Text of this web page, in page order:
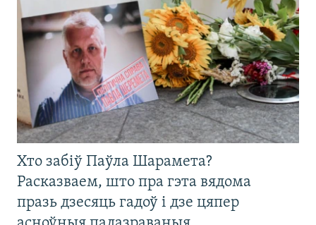
Хто забіў Паўла Шарамета?
Расказваем, што пра гэта вядома
празь дзесяць гадоў і дзе цяпер